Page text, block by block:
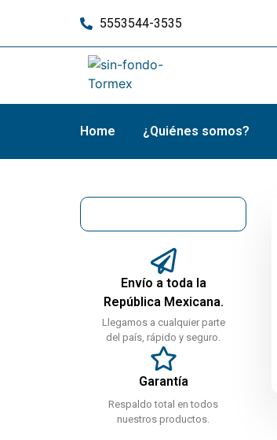
5553544-3535
Home ¿Quiénes somos?
Envío a toda la
República Mexicana.
Llegamos a cualquier parte
del país, rápido y seguro.
Garantía
Respaldo total en todos
nuestros productos.